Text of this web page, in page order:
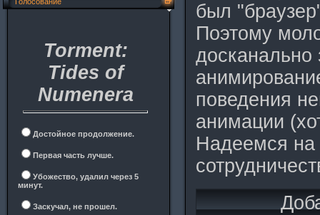
Torment:
Tides of
Numenera
Достойное продолжение.
Первая часть лучше.
Убожество, удалил через 5
минут.
Заскучал, не прошел.
был
Поэтому
досканально
поведения
анимации
Надеемся на